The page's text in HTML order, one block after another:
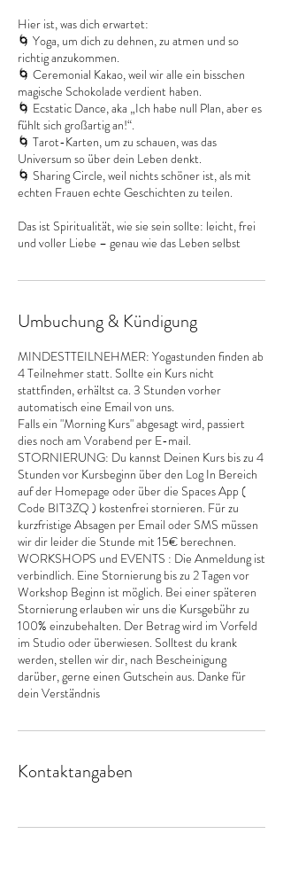
Hier ist, was dich erwartet:
🌀 Yoga, um dich zu dehnen, zu atmen und so
richtig anzukommen.
🌀 Ceremonial Kakao, weil wir alle ein bisschen
magische Schokolade verdient haben.
🌀 Ecstatic Dance, aka „Ich habe null Plan, aber es
fühlt sich großartig an!“.
🌀 Tarot-Karten, um zu schauen, was das
Universum so über dein Leben denkt.
🌀 Sharing Circle, weil nichts schöner ist, als mit
echten Frauen echte Geschichten zu teilen.
Das ist Spiritualität, wie sie sein sollte: leicht, frei
und voller Liebe – genau wie das Leben selbst
Umbuchung & Kündigung
MINDESTTEILNEHMER: Yogastunden finden ab
4 Teilnehmer statt. Sollte ein Kurs nicht
stattfinden, erhältst ca. 3 Stunden vorher
automatisch eine Email von uns.
Falls ein "Morning Kurs" abgesagt wird, passiert
dies noch am Vorabend per E-mail.
STORNIERUNG: Du kannst Deinen Kurs bis zu 4
Stunden vor Kursbeginn über den Log In Bereich
auf der Homepage oder über die Spaces App (
Code BIT3ZQ ) kostenfrei stornieren. Für zu
kurzfristige Absagen per Email oder SMS müssen
wir dir leider die Stunde mit 15€ berechnen.
WORKSHOPS und EVENTS : Die Anmeldung ist
verbindlich. Eine Stornierung bis zu 2 Tagen vor
Workshop Beginn ist möglich. Bei einer späteren
Stornierung erlauben wir uns die Kursgebühr zu
100% einzubehalten. Der Betrag wird im Vorfeld
im Studio oder überwiesen. Solltest du krank
werden, stellen wir dir, nach Bescheinigung
darüber, gerne einen Gutschein aus. Danke für
dein Verständnis
Kontaktangaben